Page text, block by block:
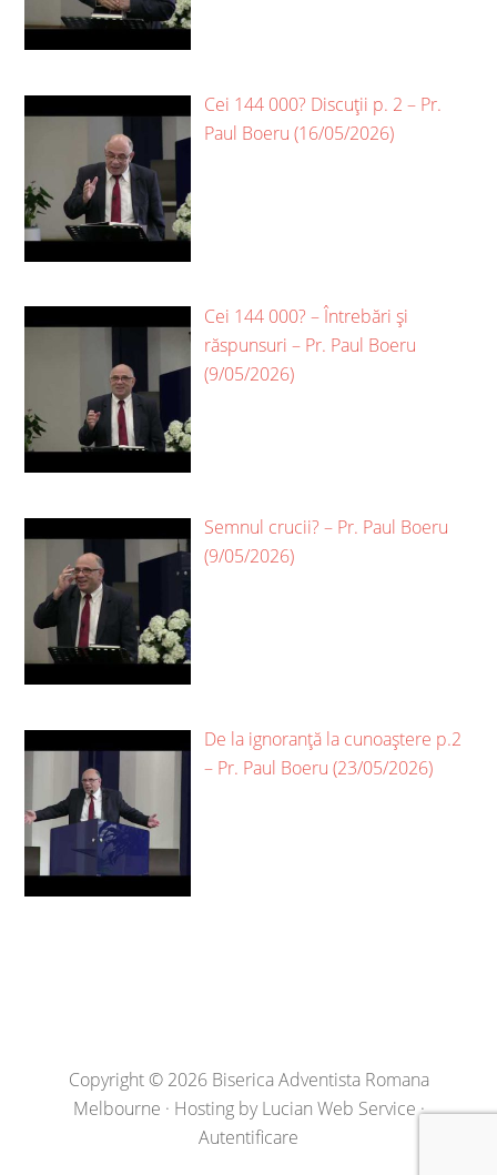
Cei 144 000? Discuții p. 2 – Pr.
Paul Boeru (16/05/2026)
Cei 144 000? – Întrebări și
răspunsuri – Pr. Paul Boeru
(9/05/2026)
Semnul crucii? – Pr. Paul Boeru
(9/05/2026)
De la ignoranță la cunoaștere p.2
– Pr. Paul Boeru (23/05/2026)
Copyright © 2026 Biserica Adventista Romana
Melbourne · Hosting byLucian Web Service·
Autentificare